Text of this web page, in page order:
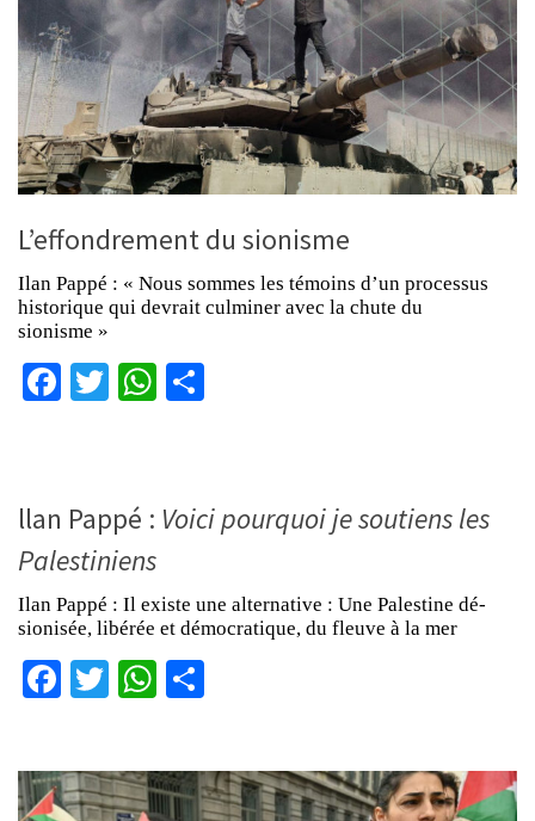
L’effondrement du sionisme
Ilan Pappé : « Nous sommes les témoins d’un processus
historique qui devrait culminer avec la chute du
sionisme »
Facebook
TwitterWhatsApp
llan Pappé : Voici pourquoi je soutiens les
Palestiniens
Ilan Pappé : Il existe une alternative : Une Palestine dé-
sionisée, libérée et démocratique, du fleuve à la mer
Facebook
TwitterWhatsApp